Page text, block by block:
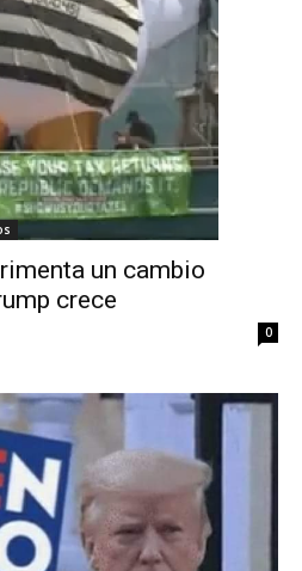
un cambio
crece
0